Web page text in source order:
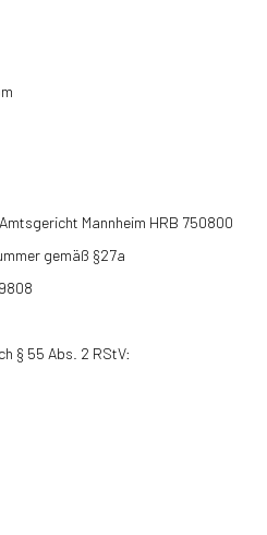
Mannheim HRB 750800
gemäß §27a
§ 55 Abs. 2 RStV: